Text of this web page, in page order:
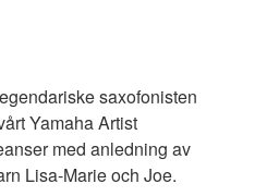
saxofonisten
Yamaha Artist
med anledning av
Lisa-Marie och Joe.